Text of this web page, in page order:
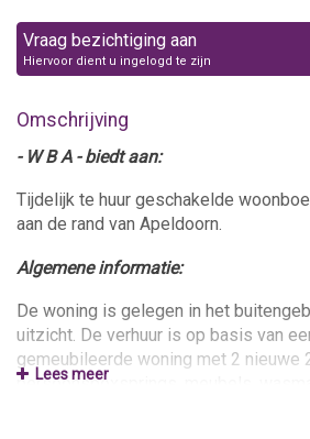
Vraag bezichtiging aan
Hiervoor dient u ingelogd te zijn
Omschrijving
- W B A - biedt aan:
Tijdelijk te huur geschakelde
aan de rand van Apeldoorn.
Algemene informatie:
De woning is gelegen in het
uitzicht. De verhuur is op basis van
gemeubileerde woning met 2 nieuwe
persoonsboxsprings, meubels,
Lees meer